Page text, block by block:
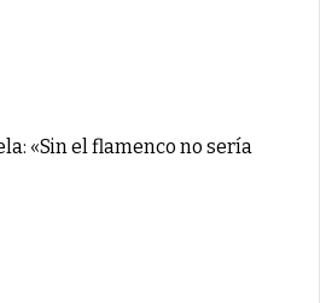
«Sin el flamenco no sería